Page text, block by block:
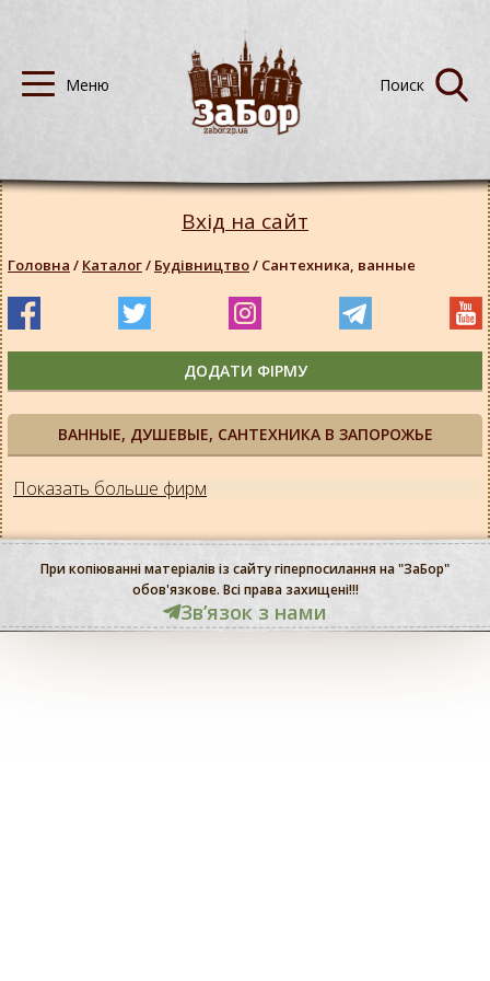
ВАННЫЕ, ДУШЕВЫЕ, САНТЕХНИКА В ЗАПОРОЖЬЕ
Показать больше фирм
Вхід на сайт
Головна / Каталог/ Будівництво/ Сантехника, ванные
ДОДАТИ ФІРМУ
При копіюванні матеріалів із сайту гіперпосилання на "ЗаБор"
обов'язкове. Всі права захищені!!!
Звʼязок з нами